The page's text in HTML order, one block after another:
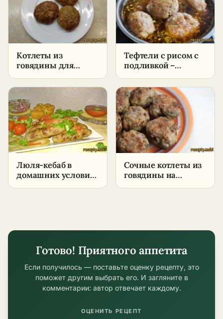
Котлеты из
говядины для
Тефтели с рисом с
подливкой –
в домашних
условиях
Люля-кебаб в
домашних условиях
Сочные котлеты из
говядины на
Готово! Приятного аппетита
Если получилось — поставьте оценку рецепту, это
поможет другим выбрать его. И загляните в
комментарии: автор отвечает каждому.
ОЦЕНИТЬ РЕЦЕПТ